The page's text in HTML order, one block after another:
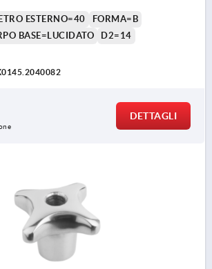
ESTERNO=40
FORMA=B
BASE=LUCIDATO
D2=14
DETTAGLI